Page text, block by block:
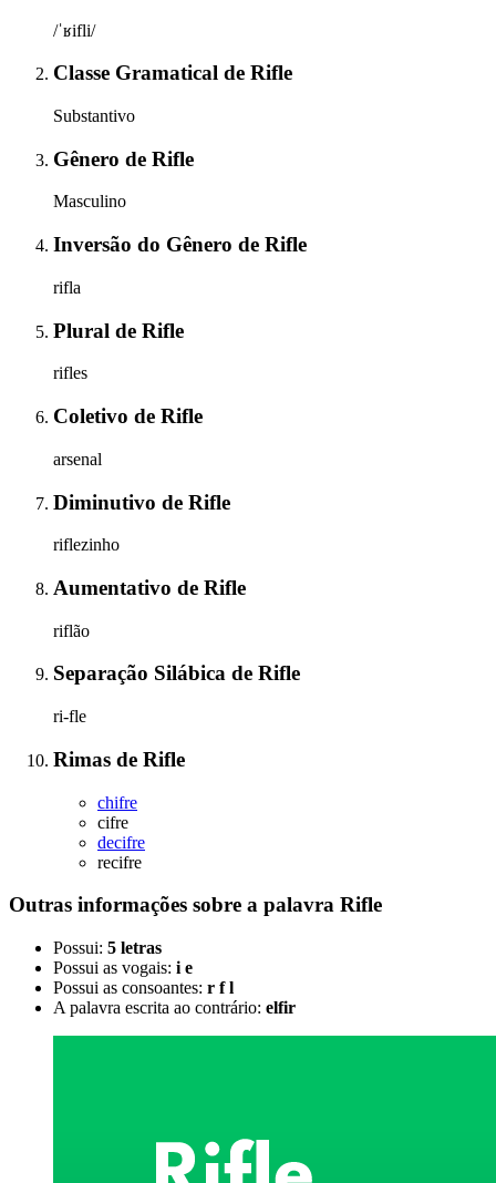
/ˈʁifli/
Classe Gramatical de Rifle
Substantivo
Gênero de Rifle
Masculino
Inversão do Gênero de Rifle
rifla
Plural de Rifle
rifles
Coletivo de Rifle
arsenal
Diminutivo de Rifle
riflezinho
Aumentativo de Rifle
riflão
Separação Silábica de Rifle
ri-fle
Rimas de Rifle
chifre
cifre
decifre
recifre
Outras informações sobre a palavra Rifle
Possui: 5 letras
Possui as vogais: i e
Possui as consoantes: r f l
A palavra escrita ao contrário: elfir